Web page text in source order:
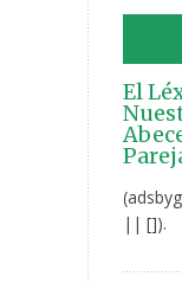
El
|| []).